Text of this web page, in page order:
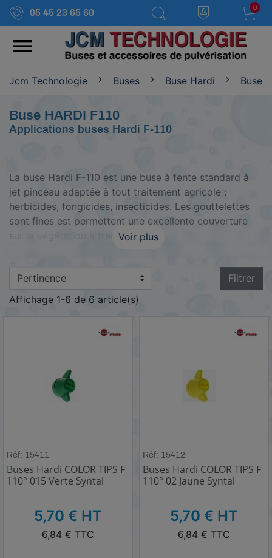
05 45 23 65 60
0

Jcm Technologie Buses Buse Hardi Buse
Buse HARDI F110
Applications buses Hardi F-110
La buse Hardi F-110 est une buse à fente standard à
jet pinceau adaptée à tout traitement agricole :
herbicides, fongicides, insecticides. Les gouttelettes
sont fines est permettent une excellente couverture
sur la végétation à traiter.
Angle du jet : 110°
Pression d'utilisation : 1.5 à 5 bars
bonne couverture sur la végétation :
Voir plus
Filtrer
Affichage 1-6 de 6 article(s)
Réf: 15411
Buses Hardi COLOR TIPS F
110° 015 Verte Syntal
5,70 € HT
6,84 € TTC
Réf: 15412
Buses Hardi COLOR TIPS F
110° 02 Jaune Syntal
5,70 € HT
6,84 € TTC